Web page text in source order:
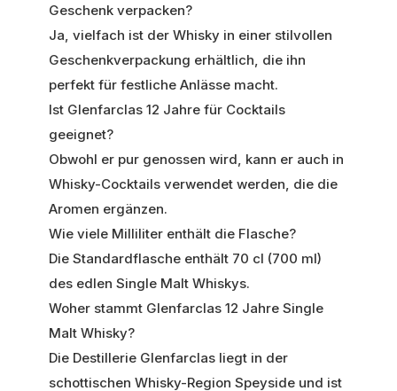
Geschenk verpacken?
Ja, vielfach ist der Whisky in einer stilvollen
Geschenkverpackung erhältlich, die ihn
perfekt für festliche Anlässe macht.
Ist Glenfarclas 12 Jahre für Cocktails
geeignet?
Obwohl er pur genossen wird, kann er auch in
Whisky-Cocktails verwendet werden, die die
Aromen ergänzen.
Wie viele Milliliter enthält die Flasche?
Die Standardflasche enthält 70 cl (700 ml)
des edlen Single Malt Whiskys.
Woher stammt Glenfarclas 12 Jahre Single
Malt Whisky?
Die Destillerie Glenfarclas liegt in der
schottischen Whisky-Region Speyside und ist